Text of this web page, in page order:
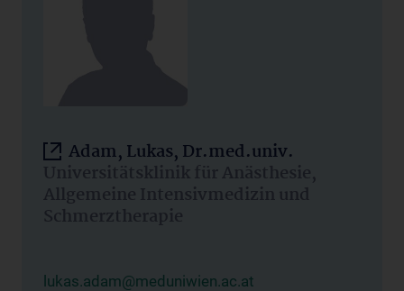
Adam, Lukas, Dr.med.univ.
Universitätsklinik für Anästhesie,
Allgemeine Intensivmedizin und
Schmerztherapie
lukas.adam@meduniwien.ac.at